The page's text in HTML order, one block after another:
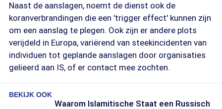
Naast de aanslagen, noemt de dienst ook de
koranverbrandingen die een 'trigger effect' kunnen zijn
om een aanslag te plegen. Ook zijn er andere plots
verijdeld in Europa, variërend van steekincidenten van
individuen tot geplande aanslagen door organisaties
gelieerd aan IS, of er contact mee zochten.
BEKIJK OOK
Waarom Islamitische Staat een Russisch